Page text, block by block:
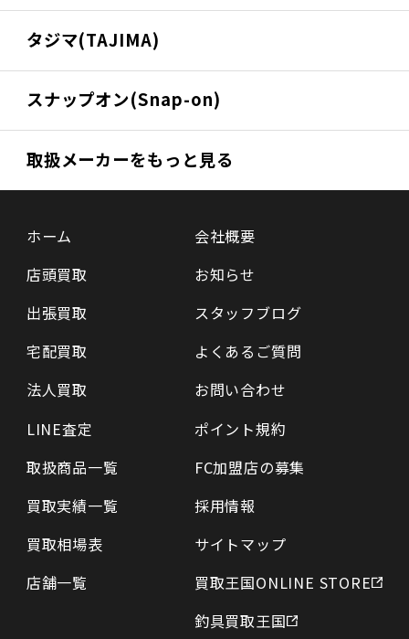
タジマ(TAJIMA)
スナップオン(Snap-on)
取扱メーカーをもっと見る
ホーム
店頭買取
出張買取
宅配買取
法人買取
LINE査定
取扱商品一覧
買取実績一覧
買取相場表
店舗一覧
会社概要
お知らせ
スタッフブログ
よくあるご質問
お問い合わせ
ポイント規約
FC加盟店の募集
採用情報
サイトマップ
買取王国ONLINE STORE
釣具買取王国